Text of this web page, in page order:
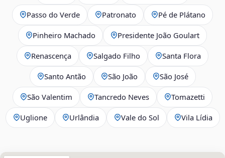
Passo do Verde Patronato Pé de Plátano
Pinheiro Machado Presidente João Goulart
Renascença Salgado Filho Santa Flora
Santo Antão São João São José
São Valentim Tancredo Neves Tomazetti
Uglione Urlândia Vale do Sol Vila Lídia